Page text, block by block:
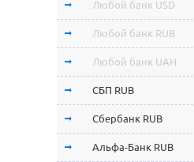
Любой банк USD
Любой банк RUB
Любой банк UAH
СБП RUB
Сбербанк RUB
Альфа-Банк RUB